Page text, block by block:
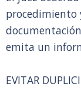
procedimiento
emita un
EVITAR